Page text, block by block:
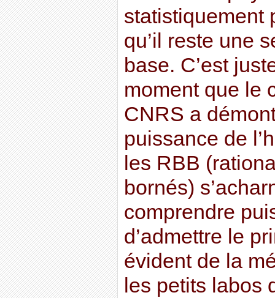
statistiquement
qu’il reste une
base. C’est
moment que le
CNRS a
puissance de
les RBB
bornés)
comprendre
d’admettre le
évident de la
les petits labos